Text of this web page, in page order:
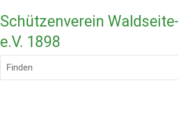
Schützenverein
e.V. 1898
Finden